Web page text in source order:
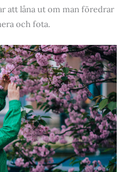
att låna ut om man föredrar
och fota.